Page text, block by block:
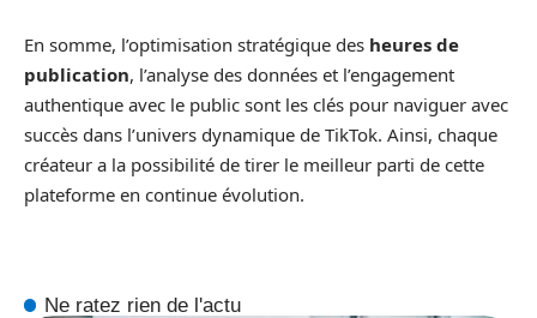
En somme, l’optimisation stratégique des heures de
publication, l’analyse des données et l’engagement
authentique avec le public sont les clés pour naviguer avec
succès dans l’univers dynamique de TikTok. Ainsi, chaque
créateur a la possibilité de tirer le meilleur parti de cette
plateforme en continue évolution.
Ne ratez rien de l'actu